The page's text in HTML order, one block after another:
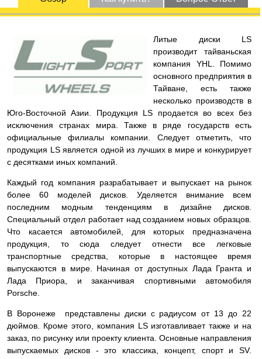
Литые диски LS
производит тайваньская
компания YHL. Помимо
основного предприятия в
Тайване, есть также
несколько производств в
Юго-Восточной Азии. Продукция LS продается во всех без
исключения странах мира. Также в ряде государств есть
официальные филиалы компании. Следует отметить, что
продукция LS является одной из лучших в мире и конкурирует
с десятками иных компаний.
Каждый год компания разрабатывает и выпускает на рынок
более 60 моделей дисков. Уделяется внимание всем
последним модным тенденциям в дизайне дисков.
Специальный отдел работает над созданием новых образцов.
Что касается автомобилей, для которых предназначена
продукция, то сюда следует отнести все легковые
транспортные средства, которые в настоящее время
выпускаются в мире. Начиная от доступных Лада Гранта и
Лада Приора, и заканчивая спортивными автомобиля
Porsche.
В Воронеже представлены диски с радиусом от 13 до 22
дюймов. Кроме этого, компания LS изготавливает также и на
заказ, по рисунку или проекту клиента. Основные направления
выпускаемых дисков - это классика, концепт, спорт и SV.